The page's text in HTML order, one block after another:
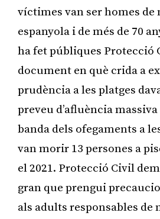
víctimes van ser homes
espanyola i de més de 70
ha fet públiques Protecció
document en què crida a
prudència a les platges
preveu d’afluència
banda dels ofegaments a
van morir 13 persones a
el 2021. Protecció Civil
gran que prengui
als adults responsables de